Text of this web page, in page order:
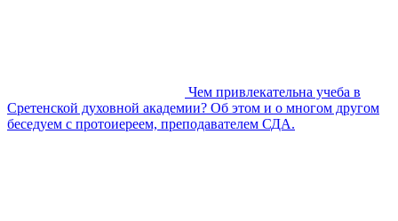
Чем привлекательна учеба в
Сретенской духовной академии? Об этом и о многом другом
беседуем с протоиереем, преподавателем СДА.